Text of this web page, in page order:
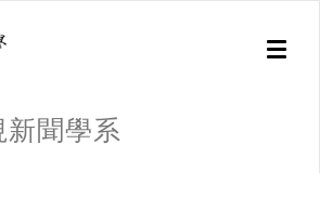
Toggle
新聞學系